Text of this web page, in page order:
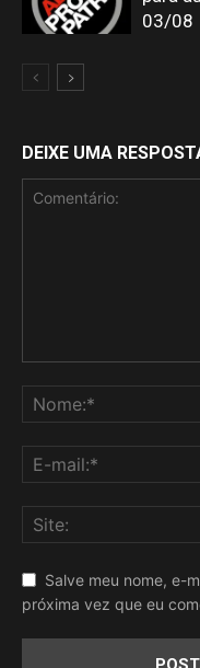
03/08
DEIXE UMA
Salve meu nome, e-
próxima vez que eu